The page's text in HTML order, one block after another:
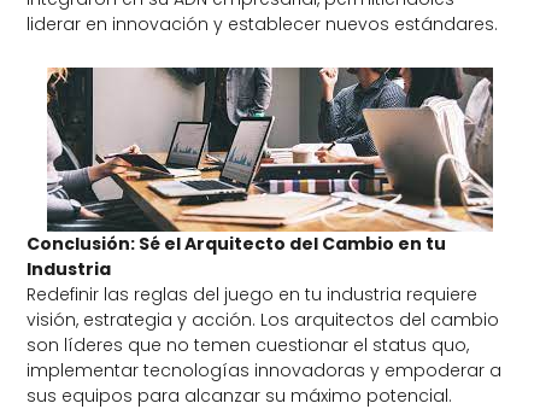
liderar en innovación y establecer nuevos estándares.
Conclusión: Sé el Arquitecto del Cambio en tu
Industria
Redefinir las reglas del juego en tu industria requiere
visión, estrategia y acción. Los arquitectos del cambio
son líderes que no temen cuestionar el status quo,
implementar tecnologías innovadoras y empoderar a
sus equipos para alcanzar su máximo potencial.